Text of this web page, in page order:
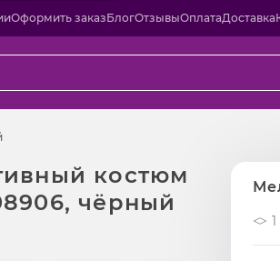
Оформить заказБлогОтзывыОплатаДоставка
Спортивный костюм #КТ308906, чёрный
костюм
чёрный